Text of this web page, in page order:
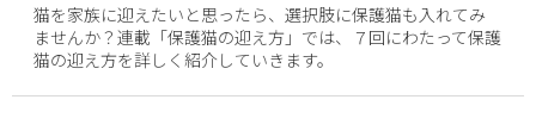
猫を家族に迎えたいと思ったら、選択肢に保護猫も入れてみ
ませんか？連載「保護猫の迎え方」では、７回にわたって保護
猫の迎え方を詳しく紹介していきます。